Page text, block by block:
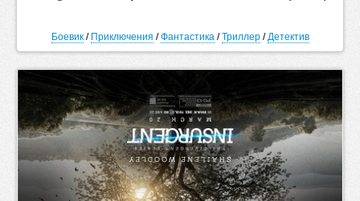
Боевик/ Приключения /Фантастика/Триллер/Детектив